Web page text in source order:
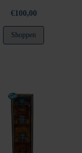
€100,00
Shoppen